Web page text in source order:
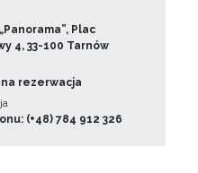
Plac
4, 33-100 Tarnów
rezerwacja
(+48) 784 912 326